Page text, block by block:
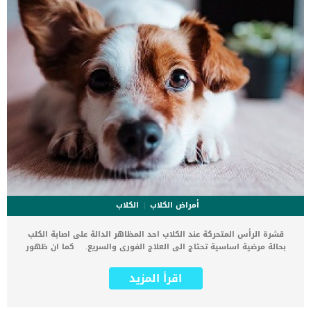
أمراض الكلاب
الكلاب
قشرة الرأس المتحركة عند الكلاب احد المظاهر الدالة على اصابة الكلب
بحالة مرضية اساسية تحتاج الى العلاج الفورى والسريع. كما ان ظهور
تصيب جلد الكلب. تعرف هذه الحالة ايضا باسم قشرة الرأس الغائرة. اقرأ
ايضا: 6 نصائح تساعد على التخلص من قشرة الرأس في القطط والكلاب
اقرأ المزيد